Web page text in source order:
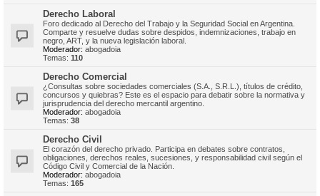
Derecho Laboral
Foro dedicado al Derecho del Trabajo y la Seguridad Social en Argentina.
Comparte y resuelve dudas sobre despidos, indemnizaciones, trabajo en
negro, ART, y la nueva legislación laboral.
Moderador: abogadoia
Temas: 110
Derecho Comercial
¿Consultas sobre sociedades comerciales (S.A., S.R.L.), títulos de crédito,
concursos y quiebras? Este es el espacio para debatir sobre la normativa y
jurisprudencia del derecho mercantil argentino.
Moderador: abogadoia
Temas: 38
Derecho Civil
El corazón del derecho privado. Participa en debates sobre contratos,
obligaciones, derechos reales, sucesiones, y responsabilidad civil según el
Código Civil y Comercial de la Nación.
Moderador: abogadoia
Temas: 165